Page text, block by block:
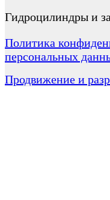
Гидроцилиндры и
Политика
персональных
Продвижение и